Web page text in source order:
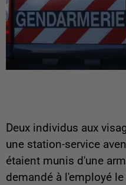
Deux individus aux
une station-service
étaient munis d'une
demandé à l'employé